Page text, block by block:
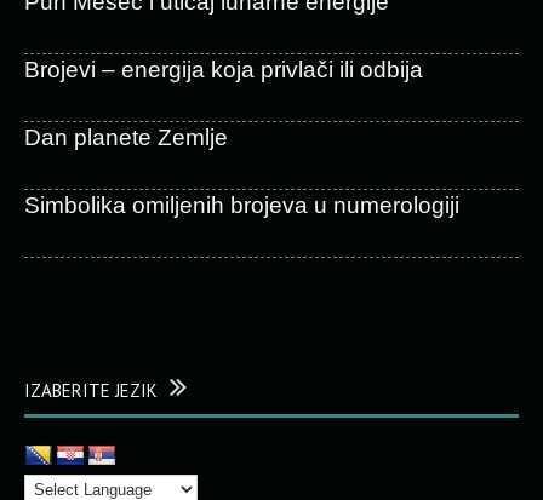
Brojevi – energija koja privlači ili odbija
Dan planete Zemlje
Simbolika omiljenih brojeva u numerologiji
IZABERITE JEZIK